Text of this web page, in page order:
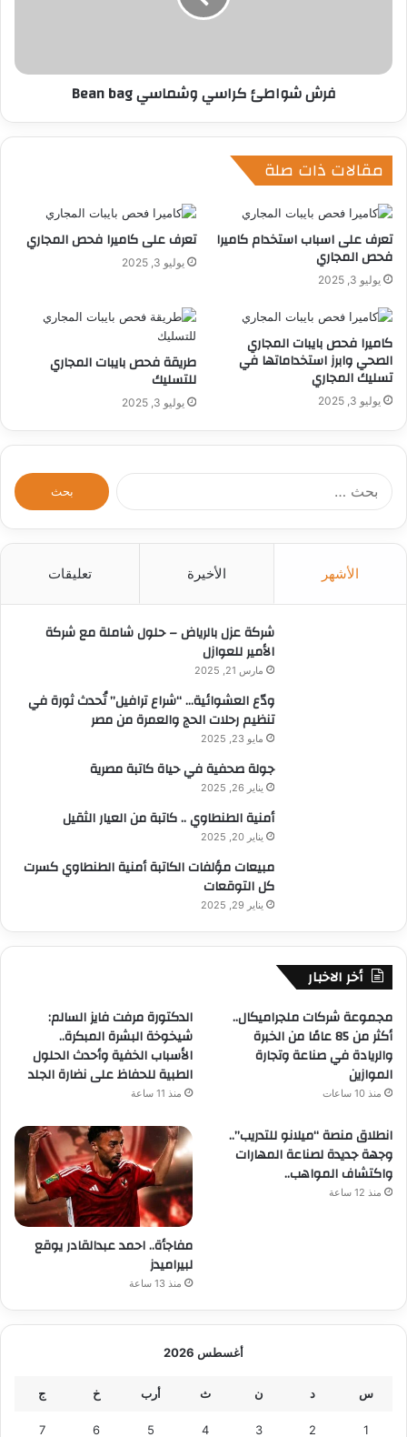
فرش شواطئ كراسي وشماسي Bean bag
مقالات ذات صلة
تعرف على اسباب استخدام كاميرا
فحص المجاري
يوليو 3, 2025
تعرف على كاميرا فحص المجاري
يوليو 3, 2025
كاميرا فحص بايبات المجاري
الصحي وابرز استخداماتها في
تسليك المجاري
يوليو 3, 2025
طريقة فحص بايبات المجاري
للتسليك
يوليو 3, 2025
الأشهر الأخيرة تعليقات
شركة عزل بالرياض – حلول شاملة مع شركة
الأمير للعوازل
مارس 21, 2025
ودّع العشوائية… “شراع ترافيل” تُحدث ثورة في
تنظيم رحلات الحج والعمرة من مصر
مايو 23, 2025
جولة صحفية في حياة كاتبة مصرية
يناير 26, 2025
أمنية الطنطاوي .. كاتبة من العيار الثقيل
يناير 20, 2025
مبيعات مؤلفات الكاتبة أمنية الطنطاوي كسرت
كل التوقعات
يناير 29, 2025
أخر الاخبار
مجموعة شركات ملجراميكال..
أكثر من 85 عامًا من الخبرة
والريادة في صناعة وتجارة
الموازين
منذ 10 ساعات
الدكتورة مرفت فايز السالم:
شيخوخة البشرة المبكرة..
الأسباب الخفية وأحدث الحلول
الطبية للحفاظ على نضارة الجلد
منذ 11 ساعة
انطلاق منصة “ميلانو للتدريب”..
وجهة جديدة لصناعة المهارات
واكتشاف المواهب..
منذ 12 ساعة
مفاجأة.. احمد عبدالقادر يوقع
لبيراميدز
منذ 13 ساعة
أغسطس 2026
س د ن ث أرب خ ج
1
2
3
4
5
6
7